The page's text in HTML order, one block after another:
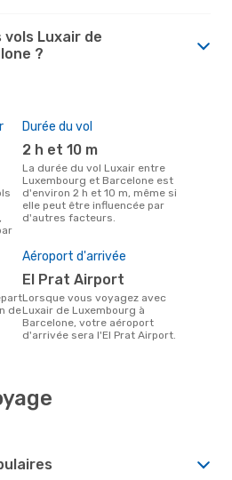
Luxair de
?
Durée du vol
2 h et 10 m
La durée du vol Luxair entre
Luxembourg et Barcelone est
d'environ 2 h et 10 m, même si
elle peut être influencée par
d'autres facteurs.
de
Aéroport d'arrivée
El Prat Airport
Lorsque vous voyagez avec
Luxair de Luxembourg à
Barcelone, votre aéroport
d'arrivée sera l'El Prat Airport.